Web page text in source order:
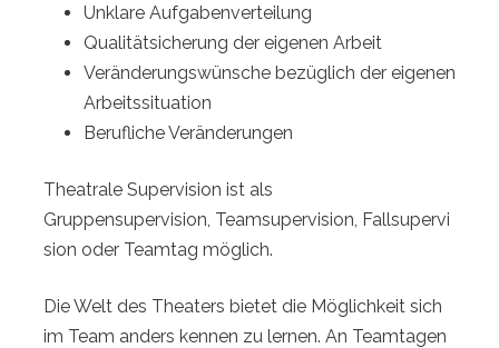
Unklare Aufgabenverteilung
Qualitätsicherung der eigenen Arbeit
Veränderungswünsche bezüglich der eigenen
Arbeitssituation
Berufliche Veränderungen
Theatrale Supervision ist als
Gruppensupervision, Teamsupervision, Fallsupervi
sion oder Teamtag möglich.
Die Welt des Theaters bietet die Möglichkeit sich
im Team anders kennen zu lernen. An Teamtagen